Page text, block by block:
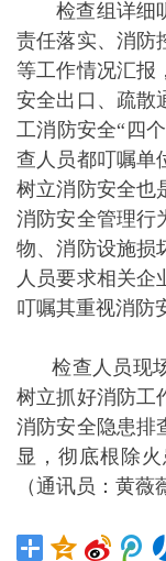
检查组详细听
责任落实、消防
等工作情况汇报
安全出口、疏散
工消防安全“四
查人员都叮嘱单
树立消防安全也
消防安全管理行
物、消防设施损
人员要求相关企
叮嘱其重视消防
检查人员现场
树立抓好消防工
消防安全隐患排
显，彻底根除
（通讯员：黄薇